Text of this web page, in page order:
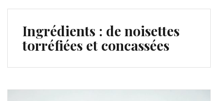
Ingrédients : de noisettes
torréfiées et concassées